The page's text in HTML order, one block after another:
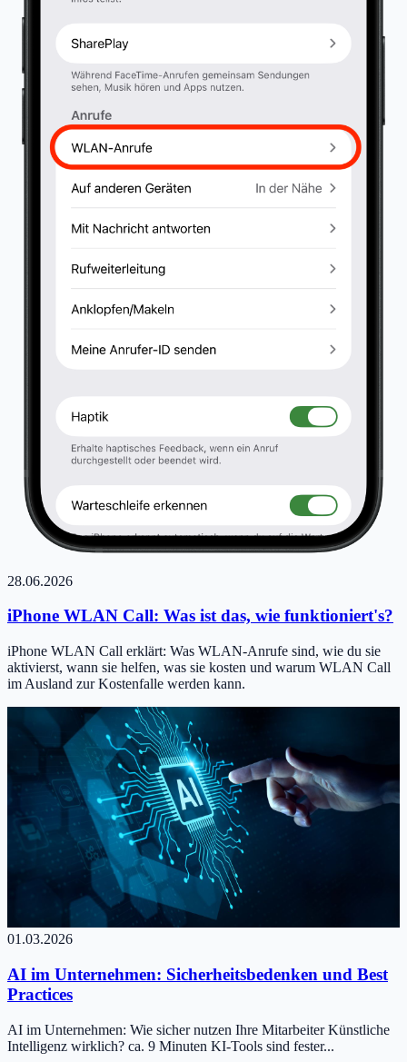
28.06.2026
iPhone WLAN Call: Was ist das, wie funktioniert's?
iPhone WLAN Call erklärt: Was WLAN-Anrufe sind, wie du sie
aktivierst, wann sie helfen, was sie kosten und warum WLAN Call
im Ausland zur Kostenfalle werden kann.
01.03.2026
AI im Unternehmen: Sicherheitsbedenken und Best
Practices
AI im Unternehmen: Wie sicher nutzen Ihre Mitarbeiter Künstliche
Intelligenz wirklich? ca. 9 Minuten KI-Tools sind fester...